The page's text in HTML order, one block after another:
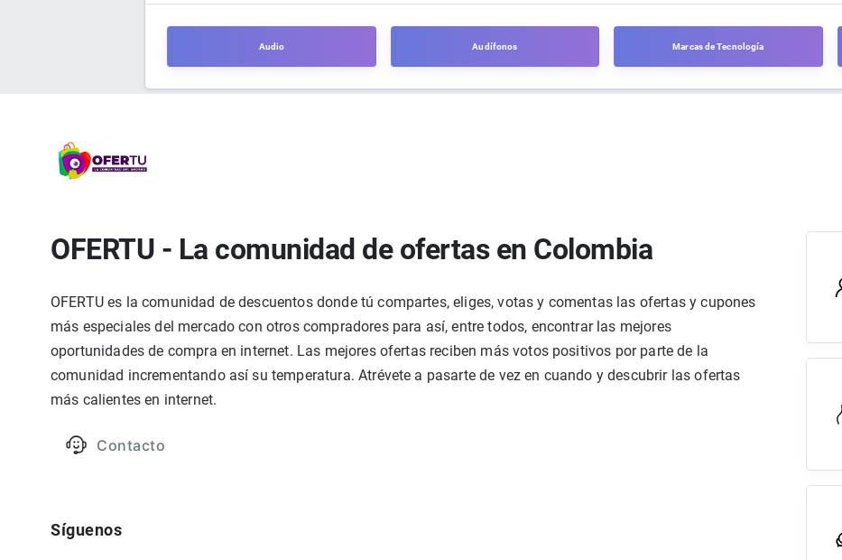
Audio Audífonos Marcas de Tecnología
OFERTU - La comunidad de ofertas en Colombia
OFERTU es la comunidad de descuentos donde tú compartes, eliges, votas y comentas las ofertas y cupones
más especiales del mercado con otros compradores para así, entre todos, encontrar las mejores
oportunidades de compra en internet. Las mejores ofertas reciben más votos positivos por parte de la
comunidad incrementando así su temperatura. Atrévete a pasarte de vez en cuando y descubrir las ofertas
más calientes en internet.
Contacto
Síguenos